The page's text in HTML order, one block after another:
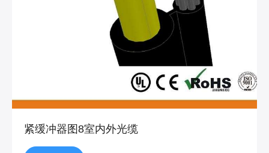
紧缓冲器图8室内外光缆